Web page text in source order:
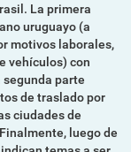
La primera
uruguayo (a
motivos laborales,
vehículos) con
parte
de traslado por
ciudades de
luego de